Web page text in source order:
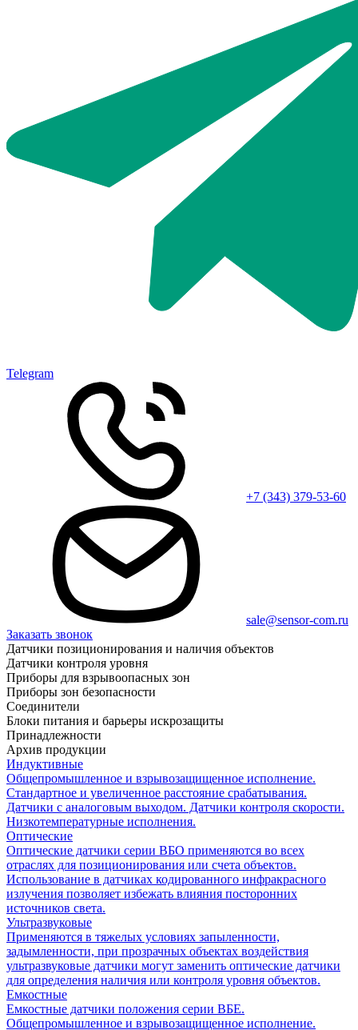
Telegram
+7 (343) 379-53-60
sale@sensor-com.ru
Заказать звонок
Датчики позиционирования и наличия объектов
Датчики контроля уровня
Приборы для взрывоопасных зон
Приборы зон безопасности
Соединители
Блоки питания и барьеры искрозащиты
Принадлежности
Архив продукции
Индуктивные
Общепромышленное и взрывозащищенное исполнение.
Стандартное и увеличенное расстояние срабатывания.
Датчики с аналоговым выходом. Датчики контроля скорости.
Низкотемпературные исполнения.
Оптические
Оптические датчики серии ВБО применяются во всех
отраслях для позиционирования или счета объектов.
Использование в датчиках кодированного инфракрасного
излучения позволяет избежать влияния посторонних
источников света.
Ультразвуковые
Применяются в тяжелых условиях запыленности,
задымленности, при прозрачных объектах воздействия
ультразвуковые датчики могут заменить оптические датчики
для определения наличия или контроля уровня объектов.
Емкостные
Емкостные датчики положения серии ВБЕ.
Общепромышленное и взрывозащищенное исполнение.